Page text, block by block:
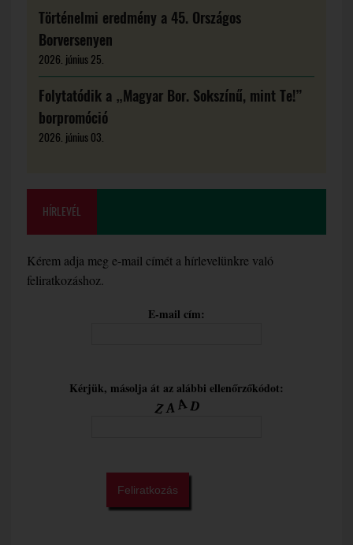
Történelmi eredmény a 45. Országos
Borversenyen
2026. június 25.
Folytatódik a „Magyar Bor. Sokszínű, mint Te!”
borpromóció
2026. június 03.
HÍRLEVÉL
Kérem adja meg e-mail címét a hírlevelünkre való
feliratkozáshoz.
E-mail cím:
Kérjük, másolja át az alábbi ellenőrzőkódot: